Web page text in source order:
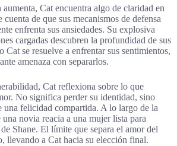
Cat encuentra algo de claridad en
de que sus mecanismos de defensa
enfrenta sus ansiedades. Su explosiva
cargadas descubren la profundidad de sus
Cat se resuelve a enfrentar sus sentimientos,
amenaza con separarlos.
Cat reflexiona sobre lo que
No significa perder su identidad, sino
una felicidad compartida. A lo largo de la
novia reacia a una mujer lista para
Shane. El límite que separa el amor del
llevando a Cat hacia su elección final.